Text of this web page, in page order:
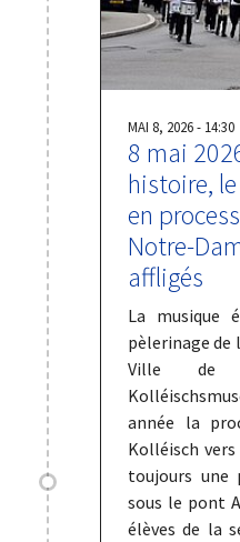
MAI 8, 2026 - 14:30
8 mai
histoire,
en
Notre-
affligés
La musique
pèlerinage de
Ville de
année la
Kolléisch
toujours une
sous le pont
élèves de la